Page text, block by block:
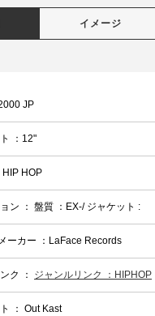
イメージ
JP
：12"
HIP HOP
ン ： 盤質 ：EX-/ ジャケット :
ーカー ：LaFace Records
ク ： ジャンルリンク ：HIPHOP
： Out Kast